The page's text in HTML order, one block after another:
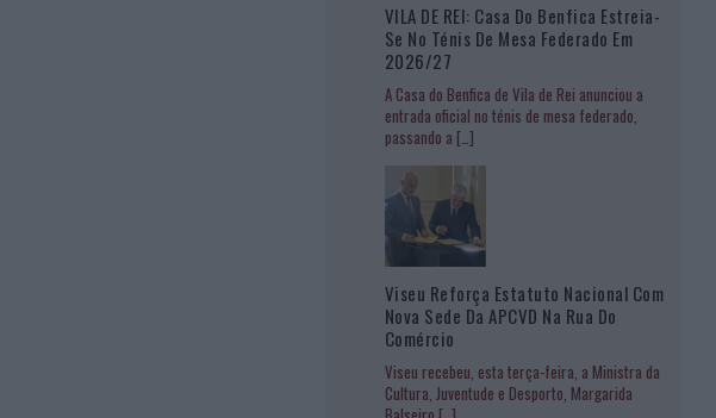
VILA DE REI: Casa Do Benfica Estreia-
Se No Ténis De Mesa Federado Em
2026/27
A Casa do Benfica de Vila de Rei anunciou a
entrada oficial no ténis de mesa federado,
passando a […]
Viseu Reforça Estatuto Nacional Com
Nova Sede Da APCVD Na Rua Do
Comércio
Viseu recebeu, esta terça-feira, a Ministra da
Cultura, Juventude e Desporto, Margarida